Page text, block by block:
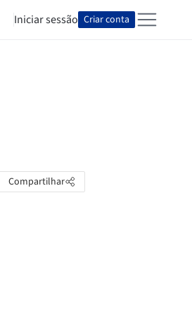
Iniciar sessão Criar conta
Compartilhar